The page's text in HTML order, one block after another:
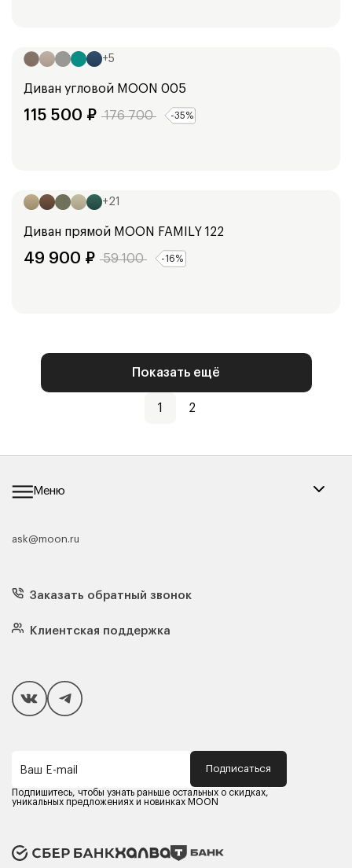
+5
Диван угловой MOON 005
115 500 ₽ 176 700 -35%
+21
Диван прямой MOON FAMILY 122
49 900 ₽ 59 100 -16%
Показать ещё
1 2
Меню
Каталог мебели
Кресла
Матрасы
Подушки
Чехлы и наматрасники
Покупателям
Способы оплаты
Компания MOON
Оферта
Политика конфиденциальности
Карьера в MOON
ask@moon.ru
Заказать обратный звонок
Клиентская поддержка
Ваш E-mail Подписаться
Подпишитесь, чтобы узнать раньше остальных о скидках,
уникальных предложениях и новинках MOON